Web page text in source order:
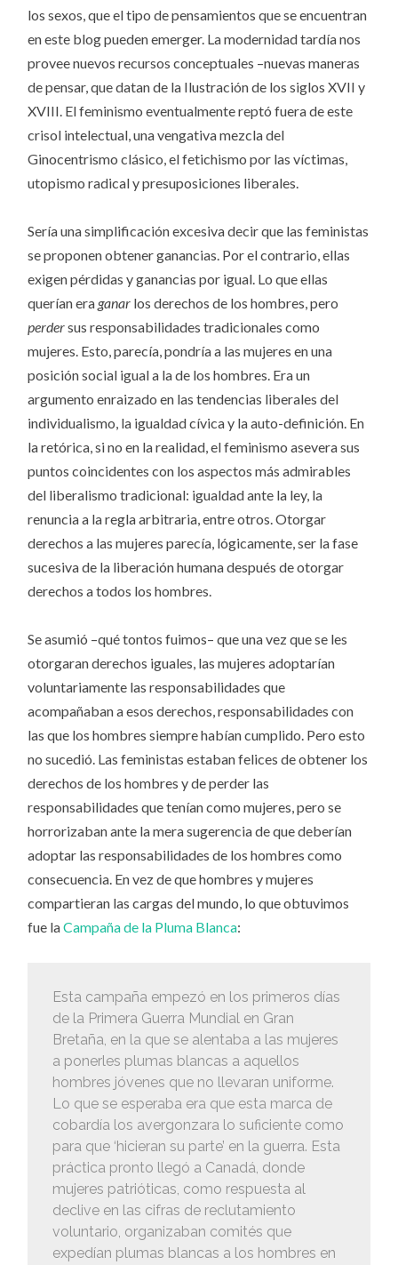
los sexos, que el tipo de pensamientos que se encuentran
en este blog pueden emerger. La modernidad tardía nos
provee nuevos recursos conceptuales –nuevas maneras
de pensar, que datan de la Ilustración de los siglos XVII y
XVIII. El feminismo eventualmente reptó fuera de este
crisol intelectual, una vengativa mezcla del
Ginocentrismo clásico, el fetichismo por las víctimas,
utopismo radical y presuposiciones liberales.
Sería una simplificación excesiva decir que las feministas
se proponen obtener ganancias. Por el contrario, ellas
exigen pérdidas y ganancias por igual. Lo que ellas
querían era ganar los derechos de los hombres, pero
perdersus responsabilidades tradicionales como
mujeres. Esto, parecía, pondría a las mujeres en una
posición social igual a la de los hombres. Era un
argumento enraizado en las tendencias liberales del
individualismo, la igualdad cívica y la auto-definición. En
la retórica, si no en la realidad, el feminismo asevera sus
puntos coincidentes con los aspectos más admirables
del liberalismo tradicional: igualdad ante la ley, la
renuncia a la regla arbitraria, entre otros. Otorgar
derechos a las mujeres parecía, lógicamente, ser la fase
sucesiva de la liberación humana después de otorgar
derechos a todos los hombres.
Se asumió –qué tontos fuimos– que una vez que se les
otorgaran derechos iguales, las mujeres adoptarían
voluntariamente las responsabilidades que
acompañaban a esos derechos, responsabilidades con
las que los hombres siempre habían cumplido. Pero esto
no sucedió. Las feministas estaban felices de obtener los
derechos de los hombres y de perder las
responsabilidades que tenían como mujeres, pero se
horrorizaban ante la mera sugerencia de que deberían
adoptar las responsabilidades de los hombres como
consecuencia. En vez de que hombres y mujeres
compartieran las cargas del mundo, lo que obtuvimos
fue laCampaña de la Pluma Blanca:
Esta campaña empezó en los primeros días
de la Primera Guerra Mundial en Gran
Bretaña, en la que se alentaba a las mujeres
a ponerles plumas blancas a aquellos
hombres jóvenes que no llevaran uniforme.
Lo que se esperaba era que esta marca de
cobardía los avergonzara lo suficiente como
para que ‘hicieran su parte’ en la guerra. Esta
práctica pronto llegó a Canadá, donde
mujeres patrióticas, como respuesta al
declive en las cifras de reclutamiento
voluntario, organizaban comités que
expedían plumas blancas a los hombres en